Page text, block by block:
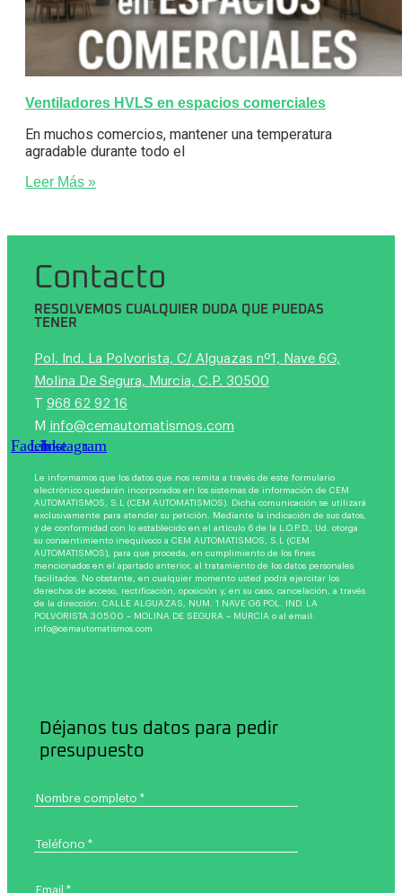
Ventiladores HVLS en espacios comerciales
En muchos comercios, mantener una temperatura
agradable durante todo el
Leer Más »
Contacto
RESOLVEMOS CUALQUIER DUDA QUE PUEDAS
TENER
Pol. Ind. La Polvorista, C/ Alguazas nº1, Nave 6G,
Molina De Segura, Murcia, C.P. 30500
968 62 92 16
M info@cemautomatismos.com
Facebook
Linkedin
Instagram
Le informamos que los datos que nos remita a través de este formulario
electrónico quedarán incorporados en los sistemas de información de CEM
AUTOMATISMOS, S.L (CEM AUTOMATISMOS). Dicha comunicación se utilizará
exclusivamente para atender su petición. Mediante la indicación de sus datos,
y de conformidad con lo establecido en el artículo 6 de la L.O.P.D., Ud. otorga
su consentimiento inequívoco a CEM AUTOMATISMOS, S.L (CEM
AUTOMATISMOS), para que proceda, en cumplimiento de los fines
mencionados en el apartado anterior, al tratamiento de los datos personales
facilitados. No obstante, en cualquier momento usted podrá ejercitar los
derechos de acceso, rectificación, oposición y, en su caso, cancelación, a través
de la dirección: CALLE ALGUAZAS, NUM. 1 NAVE G6 POL. IND. LA
POLVORISTA 30500 – MOLINA DE SEGURA – MURCIA o al email:
info@cemautomatismos.com
Déjanos tus datos para pedir
presupuesto